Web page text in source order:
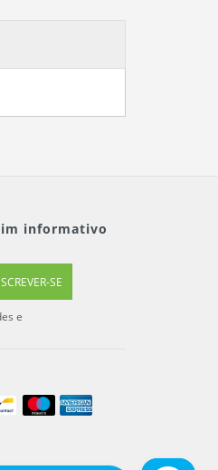
informativo
SE
e